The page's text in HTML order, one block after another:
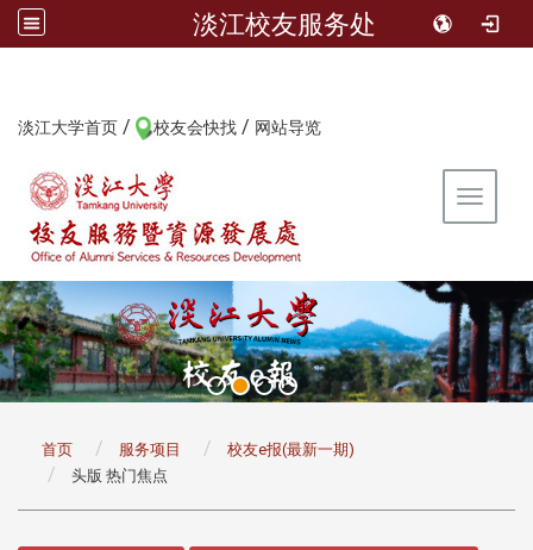
淡江校友服务处
淡江大学首页 / 校友会快找 / 网站导览
Toggle
首页 服务项目
校友e报(最新一期)
头版 热门焦点